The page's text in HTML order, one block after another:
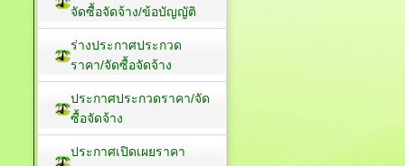
จัดซื้อจัดจ้าง/ข้อบัญญัติ
ร่างประกาศประกวด
ราคา/จัดซื้อจัดจ้าง
ประกาศประกวดราคา/จัด
ซื้อจัดจ้าง
ประกาศเปิดเผยราคา